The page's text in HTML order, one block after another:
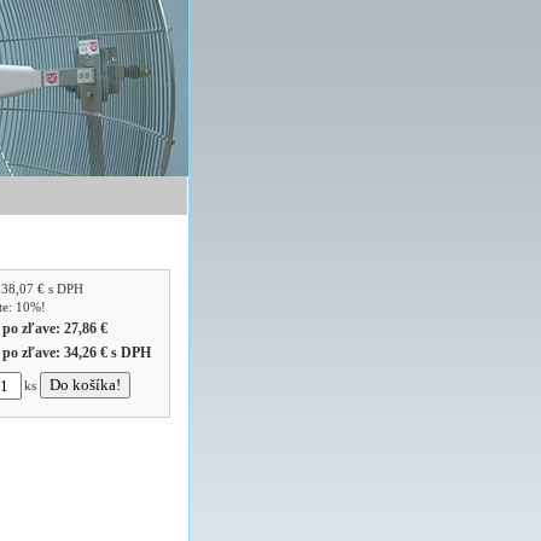
38,07 € s DPH
10%!
po zľave:27,86 €
po zľave:34,26 € s DPH
ks